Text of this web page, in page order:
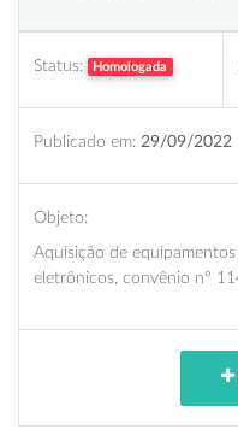
Status: Homologada
Publicado em: 29/09/2022
Objeto:
Aquisição de
eletrônicos, convênio nº